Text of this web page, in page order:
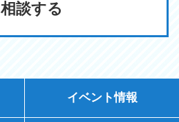
相談する
イベント情報